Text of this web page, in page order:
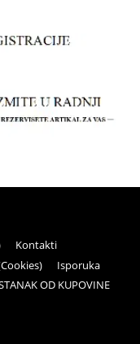
Kontakti
Isporuka
OD KUPOVINE